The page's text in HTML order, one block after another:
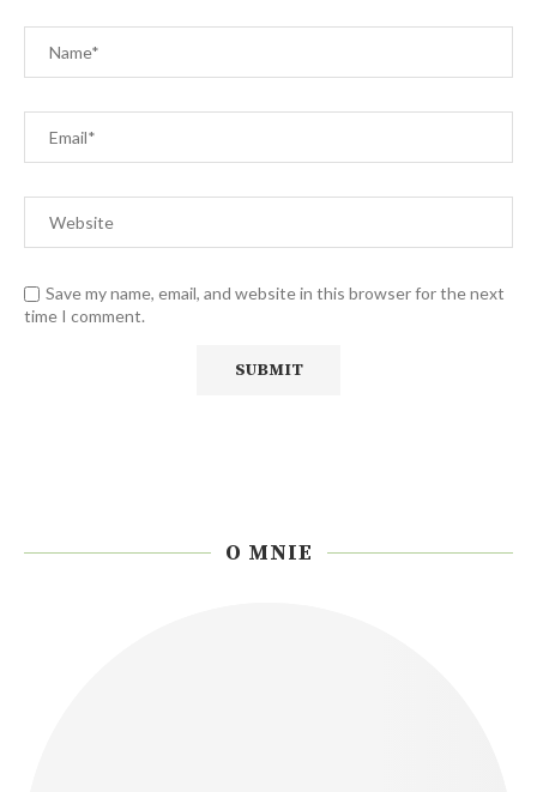
Save my name, email, and website in this browser for the next
time I comment.
O MNIE